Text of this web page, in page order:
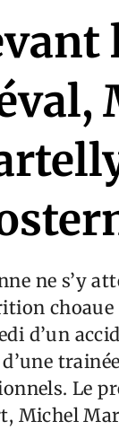
ne s’y
choaue
d’un
d’une
Le
Michel